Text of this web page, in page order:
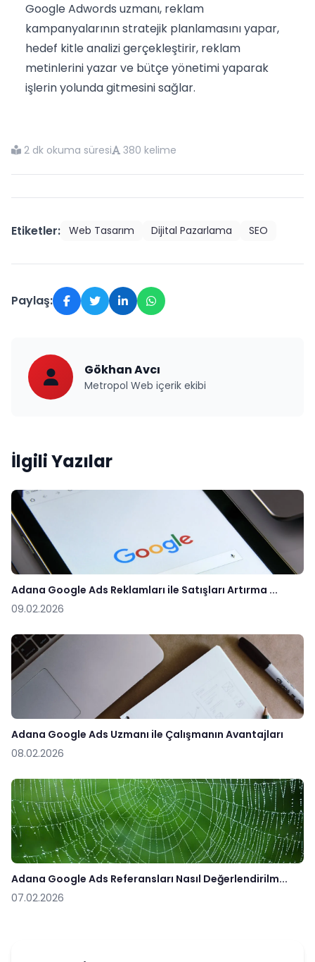
Google Adwords uzmanı, reklam
kampanyalarının stratejik planlamasını yapar,
hedef kitle analizi gerçekleştirir, reklam
metinlerini yazar ve bütçe yönetimi yaparak
işlerin yolunda gitmesini sağlar.
2 dk okuma süresi 380 kelime
Etiketler: Web Tasarım Dijital Pazarlama SEO
Paylaş:
Gökhan Avcı
Metropol Web içerik ekibi
İlgili Yazılar
Adana Google Ads Reklamları ile Satışları Artırma ...
09.02.2026
Adana Google Ads Uzmanı ile Çalışmanın Avantajları
08.02.2026
Adana Google Ads Referansları Nasıl Değerlendirilm...
07.02.2026